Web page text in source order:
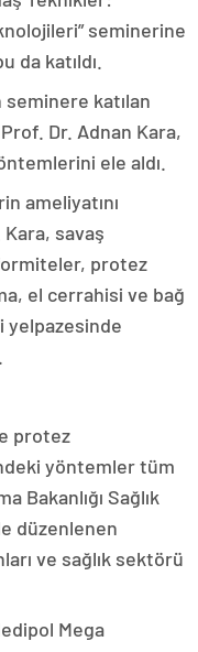
seminerine
da katıldı.
seminere katılan
Dr. Adnan Kara,
ele aldı.
ameliyatını
savaş
protez
el cerrahisi ve bağ
yelpazesinde
protez
yöntemler tüm
Bakanlığı Sağlık
düzenlenen
ve sağlık sektörü
Mega